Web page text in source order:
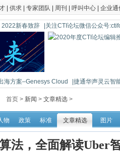
供求 专家团队 周刊 呼叫中心 企业通
2022新春致辞 |关注CTI论坛微信公众号
海方案–Genesys Cloud |捷通华声灵云智
首页 > 新闻 > 文章精选 >
物 政策 标准 文章精选 图片
法，全面解读Uber